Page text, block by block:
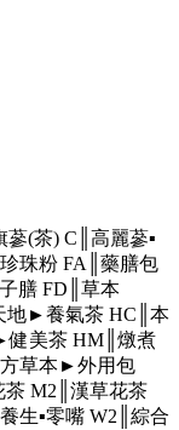
蔘(茶) C║高麗蔘▪
珠粉 FA║藥膳包
膳 FD║草本
地►養氣茶 HC║本
健美茶 HM║燉煮
草本►外用包
茶 M2║漢草花茶
生▪零嘴 W2║綜合